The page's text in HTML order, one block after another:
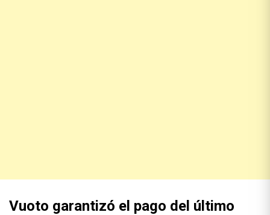
Vuoto garantizó el pago del último